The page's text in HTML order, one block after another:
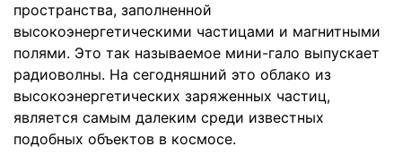
пространства, заполненной
высокоэнергетическими частицами и магнитными
полями. Это так называемое мини-гало выпускает
радиоволны. На сегодняшний это облако из
высокоэнергетических заряженных частиц,
является самым далеким среди известных
подобных объектов в космосе.